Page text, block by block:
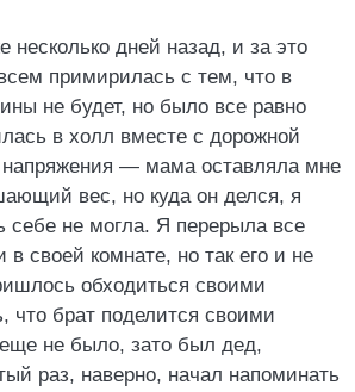
несколько дней назад, и за это
примирилась с тем, что в
не будет, но было все равно
в холл вместе с дорожной
напряжения — мама оставляла мне
вес, но куда он делся, я
себе не могла. Я перерыла все
своей комнате, но так его и не
обходиться своими
брат поделится своими
не было, зато был дед,
раз, наверно, начал напоминать